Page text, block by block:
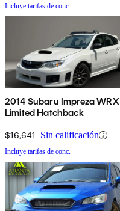
Incluye tarifas de conc.
2014 Subaru Impreza WRX
Limited Hatchback
$16,641 Sin calificación
Incluye tarifas de conc.